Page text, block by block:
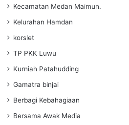
Kecamatan Medan Maimun.
Kelurahan Hamdan
korslet
TP PKK Luwu
Kurniah Patahudding
Gamatra binjai
Berbagi Kebahagiaan
Bersama Awak Media